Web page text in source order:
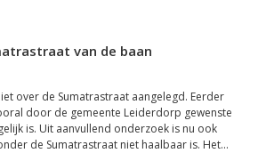
van de baan
over de Sumatrastraat aangelegd. Eerder
door de gemeente Leiderdorp gewenste
is. Uit aanvullend onderzoek is nu ook
de Sumatrastraat niet haalbaar is. Het...